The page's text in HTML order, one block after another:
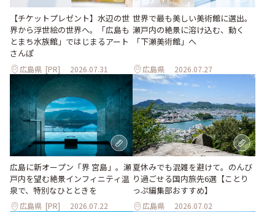
【チケットプレゼント】水辺の世
界から浮世絵の世界へ。「広島も
とまち水族館」ではじまるアート
さんぽ
広島県 [PR] 2026.07.31
世界で最も美しい美術館に選出。
瀬戸内の絶景に溶け込む、動く
「下瀬美術館」へ
広島県 2026.07.27
広島に新オープン「界 宮島」。瀬
戸内を望む絶景インフィニティ温
泉で、特別なひとときを
広島県 [PR] 2026.07.22
夏休みでも混雑を避けて。のんび
り過ごせる国内旅先6選【ことり
っぷ編集部おすすめ】
広島県 2026.07.02